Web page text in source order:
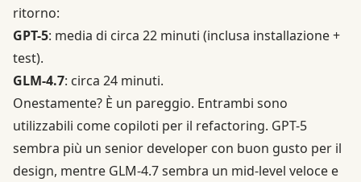
ritorno:
GPT-5: media di circa 22 minuti (inclusa installazione +
test).
GLM-4.7: circa 24 minuti.
Onestamente? È un pareggio. Entrambi sono
utilizzabili come copiloti per il refactoring. GPT-5
sembra più un senior developer con buon gusto per il
design, mentre GLM-4.7 sembra un mid-level veloce e